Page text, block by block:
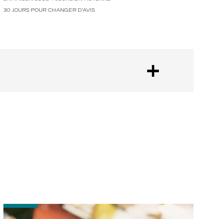
30 JOURS POUR CHANGER D'AVIS
-
Bien